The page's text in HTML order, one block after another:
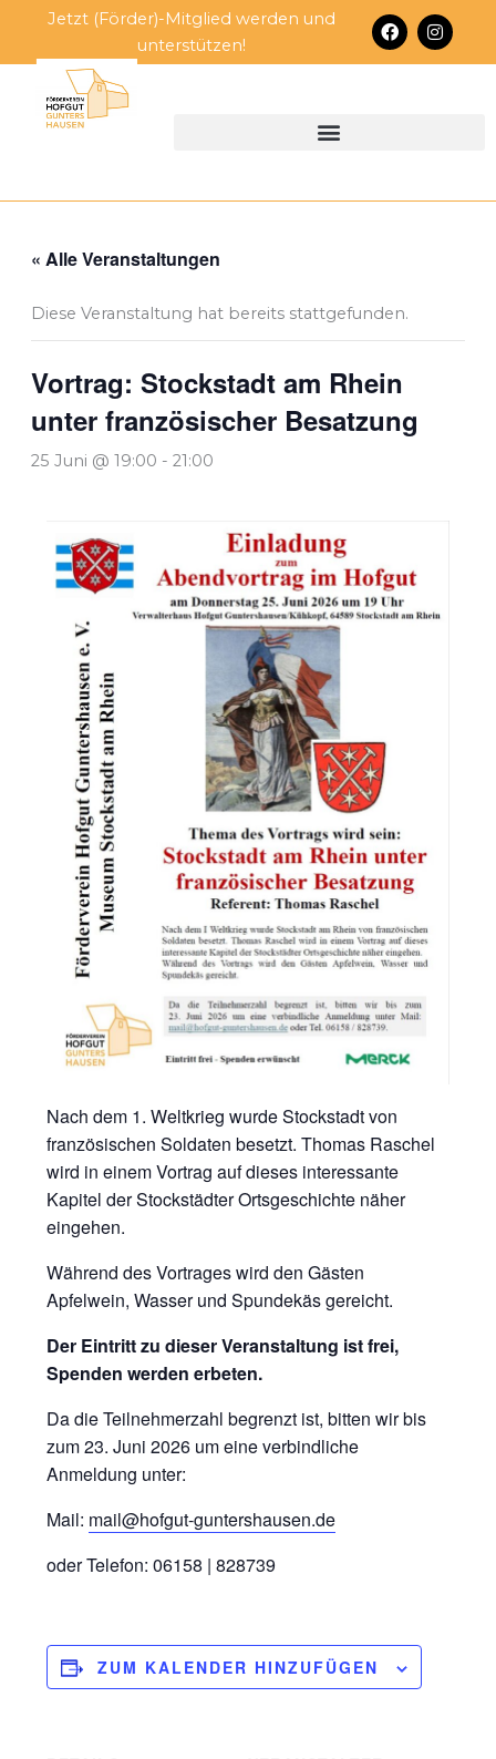
springen
Jetzt (Förder)-Mitglied werden und
unterstützen!
F
a
c
I
n
s
« Alle Veranstaltungen
Diese Veranstaltung hat bereits stattgefunden.
Vortrag: Stockstadt am Rhein
unter französischer Besatzung
25 Juni @ 19:00 - 21:00
Nach dem 1. Weltkrieg wurde Stockstadt von
französischen Soldaten besetzt. Thomas Raschel
wird in einem Vortrag auf dieses interessante
Kapitel der Stockstädter Ortsgeschichte näher
eingehen.
Während des Vortrages wird den Gästen
Apfelwein, Wasser und Spundekäs gereicht.
Der Eintritt zu dieser Veranstaltung ist frei,
Spenden werden erbeten.
Da die Teilnehmerzahl begrenzt ist, bitten wir bis
zum 23. Juni 2026 um eine verbindliche
Anmeldung unter:
Mail: mail@hofgut-guntershausen.de
oder Telefon: 06158 | 828739
ZUM KALENDER HINZUFÜGEN